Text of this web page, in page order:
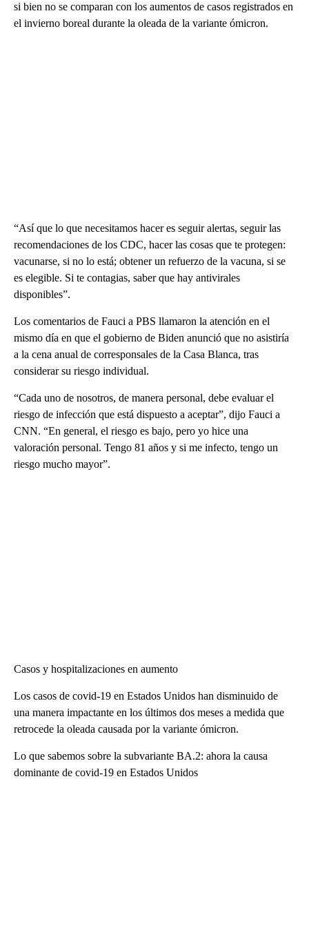
si bien no se comparan con los aumentos de casos registrados en
el invierno boreal durante la oleada de la variante ómicron.
“Así que lo que necesitamos hacer es seguir alertas, seguir las
recomendaciones de los CDC, hacer las cosas que te protegen:
vacunarse, si no lo está; obtener un refuerzo de la vacuna, si se
es elegible. Si te contagias, saber que hay antivirales
disponibles”.
Los comentarios de Fauci a PBS llamaron la atención en el
mismo día en que el gobierno de Biden anunció que no asistiría
a la cena anual de corresponsales de la Casa Blanca, tras
considerar su riesgo individual.
“Cada uno de nosotros, de manera personal, debe evaluar el
riesgo de infección que está dispuesto a aceptar”, dijo Fauci a
CNN. “En general, el riesgo es bajo, pero yo hice una
valoración personal. Tengo 81 años y si me infecto, tengo un
riesgo mucho mayor”.
Casos y hospitalizaciones en aumento
Los casos de covid-19 en Estados Unidos han disminuido de
una manera impactante en los últimos dos meses a medida que
retrocede la oleada causada por la variante ómicron.
Lo que sabemos sobre la subvariante BA.2: ahora la causa
dominante de covid-19 en Estados Unidos